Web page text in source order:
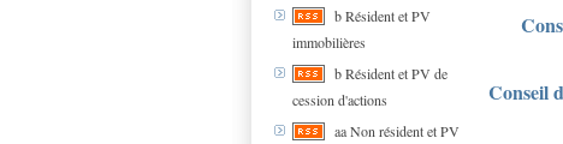
b Résident et PV
immobilières
b Résident et PV de
cession d'actions
aa Non résident et PV
Conseil